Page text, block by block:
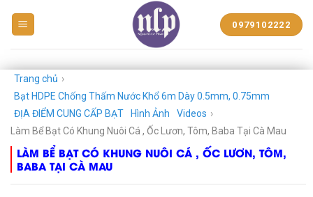
NHỰA
PHÁT
0979102222
Trang chủ ›
Bạt HDPE Chống Thấm Nước Khổ 6m Dày 0.5mm, 0.75mm
ĐỊA ĐIỂM CUNG CẤP BẠT
Hình Ảnh Videos ›
Làm Bể Bạt Có Khung Nuôi Cá , Ốc Lươn, Tôm, Baba Tại Cà Mau
LÀM BỂ BẠT CÓ KHUNG NUÔI CÁ , ỐC LƯƠN, TÔM,
BABA TẠI CÀ MAU